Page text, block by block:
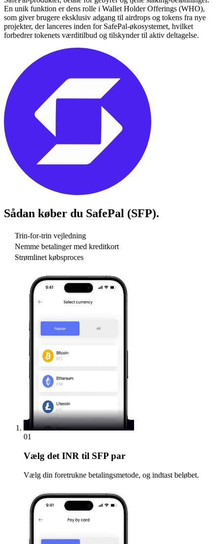
En unik funktion er dens rolle i Wallet Holder Offerings (WHO),
som giver brugere eksklusiv adgang til airdrops og tokens fra nye
projekter, der lanceres inden for SafePal-økosystemet, hvilket
forbedrer tokenets værditilbud og tilskynder til aktiv deltagelse.
Sådan køber du SafePal (SFP).
Trin-for-trin vejledning
Nemme betalinger med kreditkort
Strømlinet købsproces
01
Vælg det INR til SFP par
Vælg din foretrukne betalingsmetode, og indtast beløbet.